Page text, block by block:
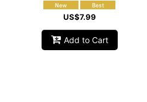
US$7.99
Add to Cart